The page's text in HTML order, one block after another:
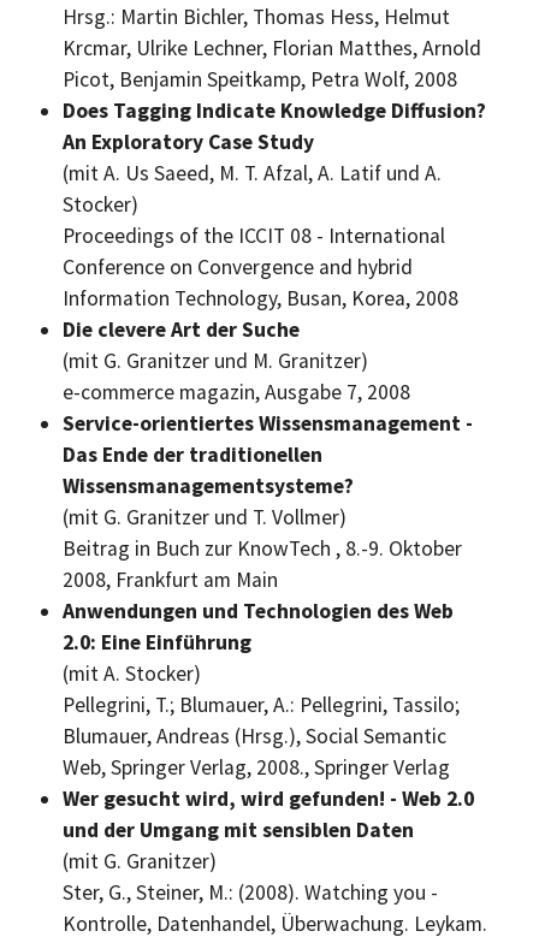
Hrsg.: Martin Bichler, Thomas Hess, Helmut
Krcmar, Ulrike Lechner, Florian Matthes, Arnold
Picot, Benjamin Speitkamp, Petra Wolf, 2008
Does Tagging Indicate Knowledge Diffusion?
An Exploratory Case Study
(mit A. Us Saeed, M. T. Afzal, A. Latif und A.
Stocker)
Proceedings of the ICCIT 08 - International
Conference on Convergence and hybrid
Information Technology, Busan, Korea, 2008
Die clevere Art der Suche
(mit G. Granitzer und M. Granitzer)
e-commerce magazin,Ausgabe 7, 2008
Service-orientiertes Wissensmanagement -
Das Ende der traditionellen
Wissensmanagementsysteme?
(mit G. Granitzer und T. Vollmer)
Beitrag in Buch zur KnowTech , 8.-9. Oktober
2008, Frankfurt am Main
Anwendungen und Technologien des Web
2.0: Eine Einführung
(mit A. Stocker)
Pellegrini, T.; Blumauer, A.: Pellegrini, Tassilo;
Blumauer, Andreas (Hrsg.), Social Semantic
Web, Springer Verlag, 2008., Springer Verlag
Wer gesucht wird, wird gefunden! - Web 2.0
und der Umgang mit sensiblen Daten
(mit G. Granitzer)
Ster, G., Steiner, M.: (2008). Watching you -
Kontrolle, Datenhandel, Überwachung. Leykam.